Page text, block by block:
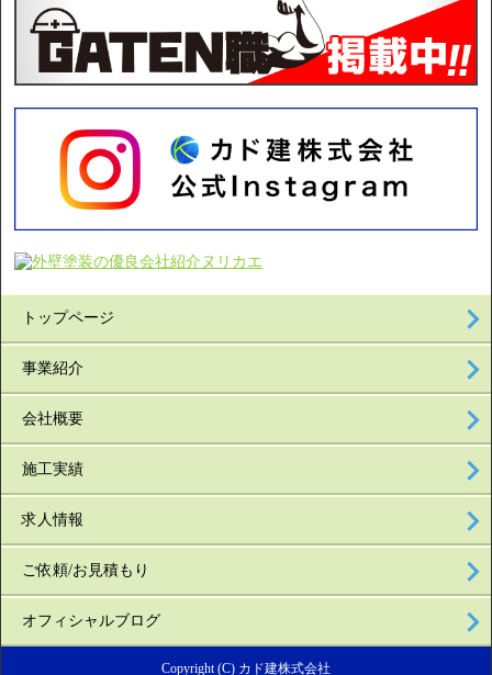
トップページ
事業紹介
会社概要
施工実績
求人情報
ご依頼/お見積もり
オフィシャルブログ
Copyright (C) カド建株式会社